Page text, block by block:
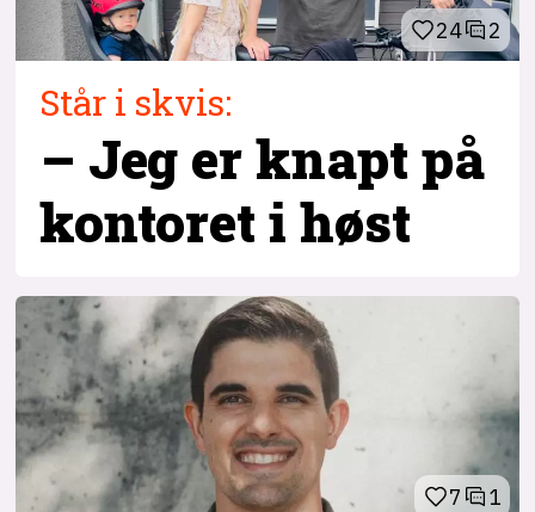
24 2
Står i skvis:
– Jeg er knapt på
kontoret i høst
7 1